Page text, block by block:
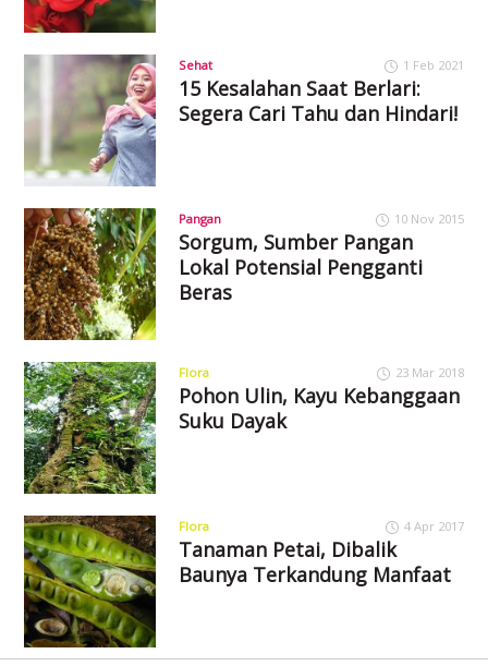
Sehat 1 Feb 2021
15 Kesalahan Saat Berlari:
Segera Cari Tahu dan Hindari!
Pangan 10 Nov 2015
Sorgum, Sumber Pangan
Lokal Potensial Pengganti
Beras
Flora 23 Mar 2018
Pohon Ulin, Kayu Kebanggaan
Suku Dayak
Flora 4 Apr 2017
Tanaman Petai, Dibalik
Baunya Terkandung Manfaat